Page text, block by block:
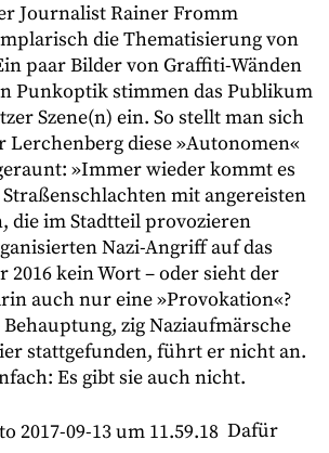
Journalist Rainer Fromm
die Thematisierung von
paar Bilder von Graffiti-Wänden
Punkoptik stimmen das Publikum
Szene(n) ein. So stellt man sich
Lerchenberg diese »Autonomen«
»Immer wieder kommt es
mit angereisten
die im Stadtteil provozieren
Nazi-Angriff auf das
2016 kein Wort – oder sieht der
auch nur eine »Provokation«?
zig Naziaufmärsche
stattgefunden, führt er nicht an.
Es gibt sie auch nicht.
Dafür